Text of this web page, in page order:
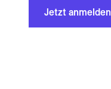
Jetzt anmelden